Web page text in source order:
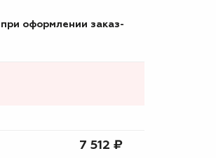
оформлении заказ-
7 512 ₷